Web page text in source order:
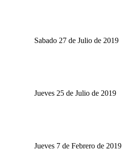
Sabado 27 de Julio de 2019
Jueves 25 de Julio de 2019
Jueves 7 de Febrero de 2019